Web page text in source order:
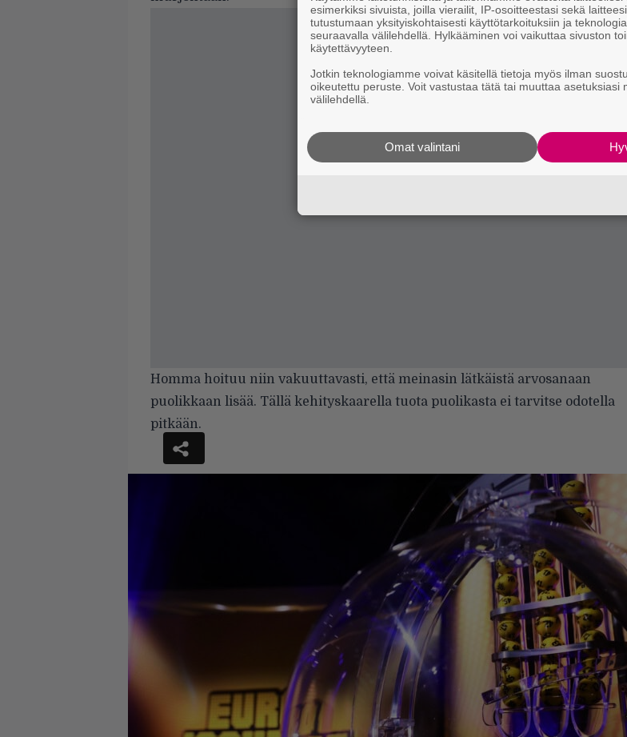
Homma hoituu niin vakuuttavasti, että meinasin lätkäistä arvosanaan
puolikkaan lisää. Tällä kehityskaarella tuota puolikasta ei tarvitse odotella
pitkään.
esimerkiksi sivuista, joilla vierailit, IP-osoitteestasi sekä
tutustumaan yksityiskohtaisesti käyttötarkoituksiin ja
seuraavalla välilehdellä. Hylkääminen voi vaikuttaa sivuston
käytettävyyteen.
Jotkin teknologiamme voivat käsitellä tietoja myös ilman
oikeutettu peruste. Voit vastustaa tätä tai muuttaa asetuksiasi
välilehdellä.
Omat valintani